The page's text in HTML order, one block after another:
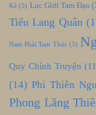
Kê (5) Lục Giới Tam Đạo
Tiểu Lang Quân
Nam Phái Tam Thúc(5)
Quy Chính Truyện
(14) Phi Thiên
Phong Lăng